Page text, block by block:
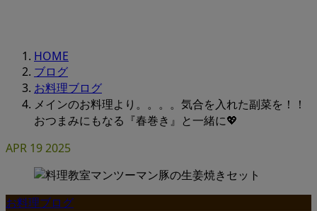
HOME
ブログ
お料理ブログ
メインのお料理より。。。。気合を入れた副菜を！！
おつまみにもなる『春巻き』と一緒に💖
APR 192025
お料理ブログ